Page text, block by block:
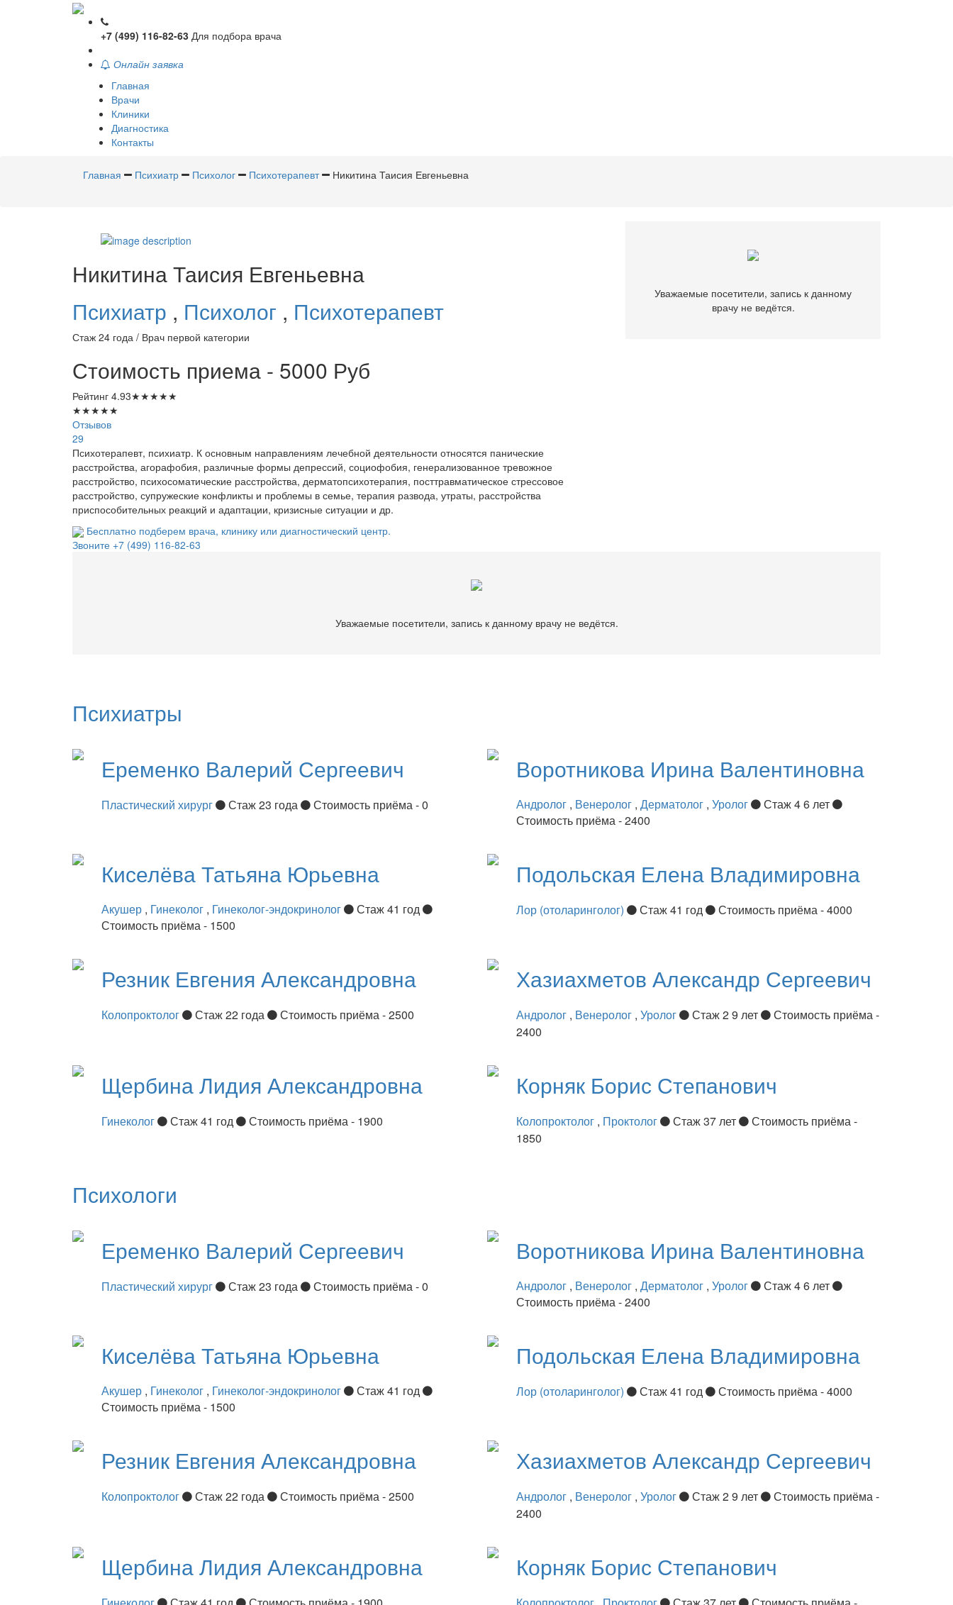
+7 (499) 116-82-63 Для подбора врача
Онлайн заявка
Главная
Врачи
Клиники
Диагностика
Контакты
Главная Психиатр Психолог Психотерапевт Никитина Таисия Евгеньевна
НикитинаТаисия Евгеньевна
Психиатр , Психолог , Психотерапевт
Стаж 24 года / Врач первой категории
Стоимость приема - 5000 Руб
Рейтинг 4.93★★★★★
★★★★★
Отзывов
29
Психотерапевт, психиатр. К основным направлениям лечебной деятельности относятся панические
расстройства, агорафобия, различные формы депрессий, социофобия, генерализованное тревожное
расстройство, психосоматические расстройства, дерматопсихотерапия, посттравматическое стрессовое
расстройство, супружеские конфликты и проблемы в семье, терапия развода, утраты, расстройства
приспособительных реакций и адаптации, кризисные ситуации и др.
Бесплатно подберем врача, клинику или диагностический центр.
Звоните +7 (499) 116-82-63
Уважаемые посетители, запись к данному
врачу не ведётся.
Уважаемые посетители, запись к данному врачу не ведётся.
Психиатры
Еременко Валерий Сергеевич
Пластический хирург Стаж 23 года Стоимость приёма - 0
Воротникова Ирина Валентиновна
Андролог , Венеролог , Дерматолог , Уролог
Стаж 4 6 лет
Стоимость приёма - 2400
КиселёваТатьяна Юрьевна
Акушер , Гинеколог , Гинеколог-эндокринолог
Стаж 41 год
Стоимость приёма - 1500
Подольская Елена Владимировна
Лор (отоларинголог) Стаж 41 год Стоимость приёма - 4000
Резник Евгения Александровна
Колопроктолог Стаж 22 года Стоимость приёма - 2500
Хазиахметов Александр Сергеевич
Андролог , Венеролог , Уролог Стаж 2 9 лет
Стоимость приёма -
2400
ЩербинаЛидия Александровна
Гинеколог Стаж 41 год Стоимость приёма - 1900
Корняк Борис Степанович
Колопроктолог , Проктолог Стаж 37 лет
Стоимость приёма -
1850
Психологи
Еременко Валерий Сергеевич
Пластический хирург Стаж 23 года Стоимость приёма - 0
Воротникова Ирина Валентиновна
Андролог , Венеролог , Дерматолог , Уролог
Стаж 4 6 лет
Стоимость приёма - 2400
КиселёваТатьяна Юрьевна
Акушер , Гинеколог , Гинеколог-эндокринолог
Стаж 41 год
Стоимость приёма - 1500
Подольская Елена Владимировна
Лор (отоларинголог) Стаж 41 год Стоимость приёма - 4000
Резник Евгения Александровна
Колопроктолог Стаж 22 года Стоимость приёма - 2500
Хазиахметов Александр Сергеевич
Андролог , Венеролог , Уролог Стаж 2 9 лет
Стоимость приёма -
2400
ЩербинаЛидия Александровна Корняк Борис Степанович